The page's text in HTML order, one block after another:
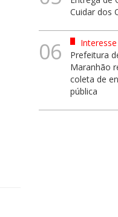
Cuidar dos
06
Prefeitura
Maranhão
coleta de
pública